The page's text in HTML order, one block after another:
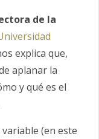
de la
explica que,
aplanar la
y qué es el
(en este